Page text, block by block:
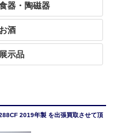
器・陶磁器
お酒
展示品
2019年製 を出張買取させて頂